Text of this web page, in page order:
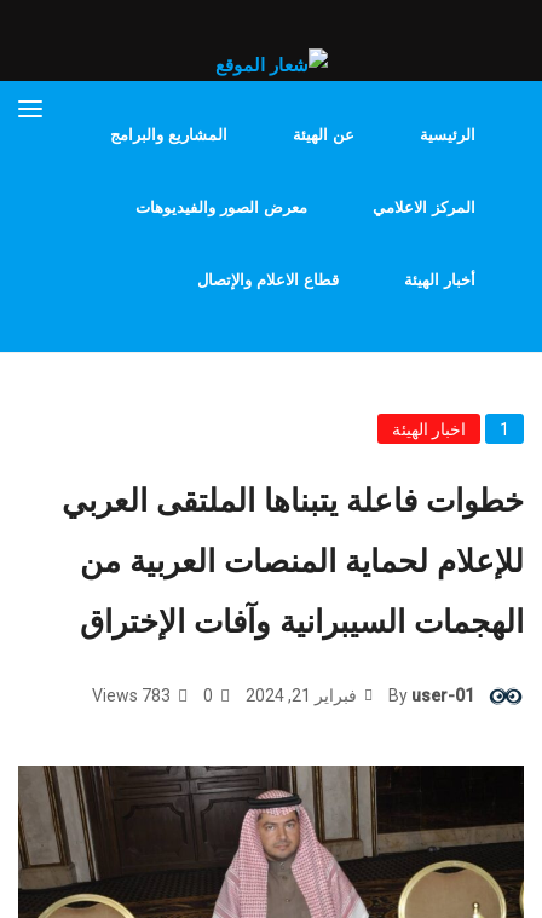
الرئيسية عن الهيئة المشاريع والبرامج
المركز الاعلامي معرض الصور والفيديوهات
أخبار الهيئة قطاع الاعلام والإتصال
1 اخبار الهيئة
خطوات فاعلة يتبناها الملتقى العربي
للإعلام لحماية المنصات العربية من
الهجمات السيبرانية وآفات الإختراق
By user-01 فبراير 21, 2024